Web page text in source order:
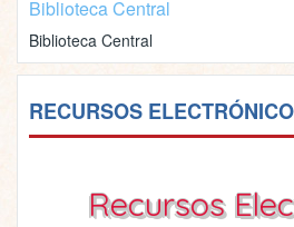
Biblioteca Central
Biblioteca Central
Recursos